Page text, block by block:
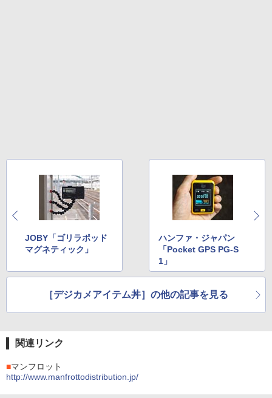
JOBY「ゴリラポッド
マグネティック」
ハンファ・ジャパン
「Pocket GPS PG-S
1」
［デジカメアイテム丼］の他の記事を見る
関連リンク
■マンフロット
http://www.manfrottodistribution.jp/